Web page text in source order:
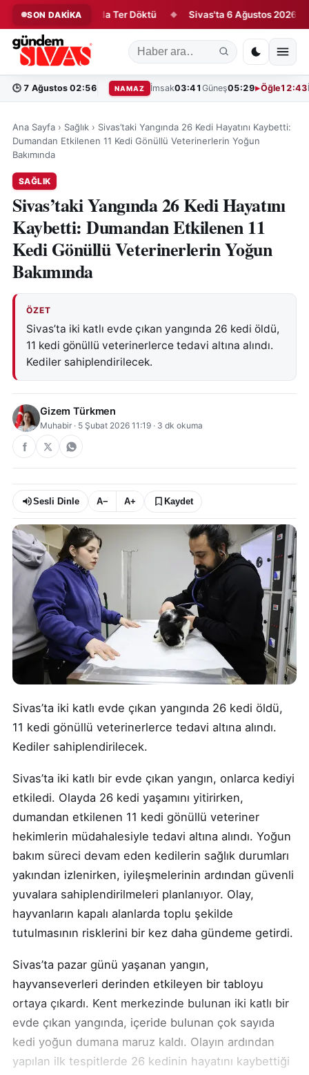
SON DAKİKA
İlk Antrenmanda Ter Döktü ◆ Sivas'ta 6 Ağustos 2026 Vefat
🕒 7 Ağustos 02:56 NAMAZ İmsak03:41 Güneş05:29 Öğle12:43
Ana Sayfa › Sağlık › Sivas’taki Yangında 26 Kedi Hayatını Kaybetti:
Dumandan Etkilenen 11 Kedi Gönüllü Veterinerlerin Yoğun
Bakımında
SAĞLIK
Sivas’taki Yangında 26 Kedi Hayatını
Kaybetti: Dumandan Etkilenen 11
Kedi Gönüllü Veterinerlerin Yoğun
Bakımında
ÖZET
Sivas’ta iki katlı evde çıkan yangında 26 kedi öldü,
11 kedi gönüllü veterinerlerce tedavi altına alındı.
Kediler sahiplendirilecek.
Gizem Türkmen
Muhabir · 5 Şubat 2026 11:19 · 3 dk okuma
Sesli Dinle A− A+ Kaydet
Sivas’ta iki katlı evde çıkan yangında 26 kedi öldü,
11 kedi gönüllü veterinerlerce tedavi altına alındı.
Kediler sahiplendirilecek.
Sivas’ta iki katlı bir evde çıkan yangın, onlarca kediyi
etkiledi. Olayda 26 kedi yaşamını yitirirken,
dumandan etkilenen 11 kedi gönüllü veteriner
hekimlerin müdahalesiyle tedavi altına alındı. Yoğun
bakım süreci devam eden kedilerin sağlık durumları
yakından izlenirken, iyileşmelerinin ardından güvenli
yuvalara sahiplendirilmeleri planlanıyor. Olay,
hayvanların kapalı alanlarda toplu şekilde
tutulmasının risklerini bir kez daha gündeme getirdi.
Sivas’ta pazar günü yaşanan yangın,
hayvanseverleri derinden etkileyen bir tabloyu
ortaya çıkardı. Kent merkezinde bulunan iki katlı bir
evde çıkan yangında, içeride bulunan çok sayıda
kedi yoğun dumana maruz kaldı. Olayın ardından
yapılan ilk tespitlerde 26 kedinin hayatını kaybettiği